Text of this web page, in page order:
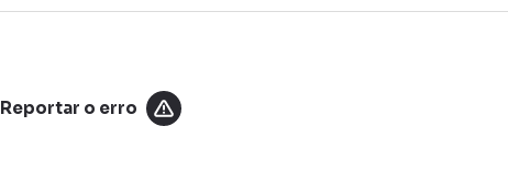
Reportar o erro